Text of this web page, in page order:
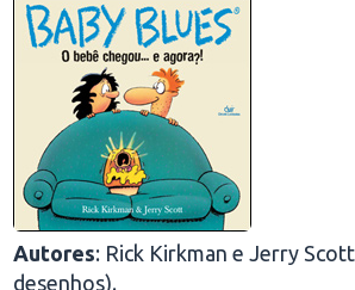
Autores: Rick Kirkman e Jerry
desenhos).